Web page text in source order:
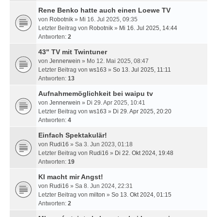
Rene Benko hatte auch einen Loewe TV
von Robotnik » Mi 16. Jul 2025, 09:35
Letzter Beitrag von Robotnik » Mi 16. Jul 2025, 14:44
Antworten: 2
43" TV mit Twintuner
von Jennerwein » Mo 12. Mai 2025, 08:47
Letzter Beitrag von ws163 » So 13. Jul 2025, 11:11
Antworten: 13
Aufnahmemöglichkeit bei waipu tv
von Jennerwein » Di 29. Apr 2025, 10:41
Letzter Beitrag von ws163 » Di 29. Apr 2025, 20:20
Antworten: 4
Einfach Spektakulär!
von Rudi16 » Sa 3. Jun 2023, 01:18
Letzter Beitrag von Rudi16 » Di 22. Okt 2024, 19:48
Antworten: 19
KI macht mir Angst!
von Rudi16 » Sa 8. Jun 2024, 22:31
Letzter Beitrag von milton » So 13. Okt 2024, 01:15
Antworten: 2